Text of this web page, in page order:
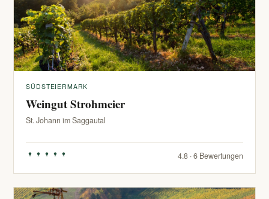
SÜDSTEIERMARK
Weingut Strohmeier
St. Johann im Saggautal
4.8 · 6 Bewertungen